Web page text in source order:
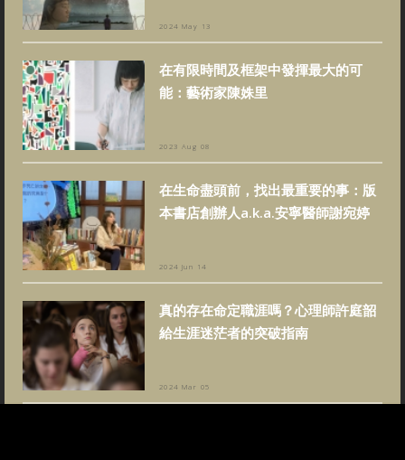
2024 May 13
在有限時間及框架中發揮最大的可
能：藝術家陳姝里
2023 Aug 08
在生命盡頭前，找出最重要的事：版
本書店創辦人a.k.a.安寧醫師謝宛婷
2024 Jun 14
真的存在命定職涯嗎？心理師許庭韶
給生涯迷茫者的突破指南
2024 Mar 05